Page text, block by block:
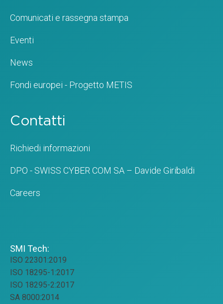
Comunicati e rassegna stampa
Eventi
News
Fondi europei - Progetto METIS
Contatti
Richiedi informazioni
DPO - SWISS CYBER COM SA – Davide Giribaldi
Careers
SMI Tech:
ISO 22301:2019
ISO 18295-1:2017
ISO 18295-2:2017
SA 8000:2014